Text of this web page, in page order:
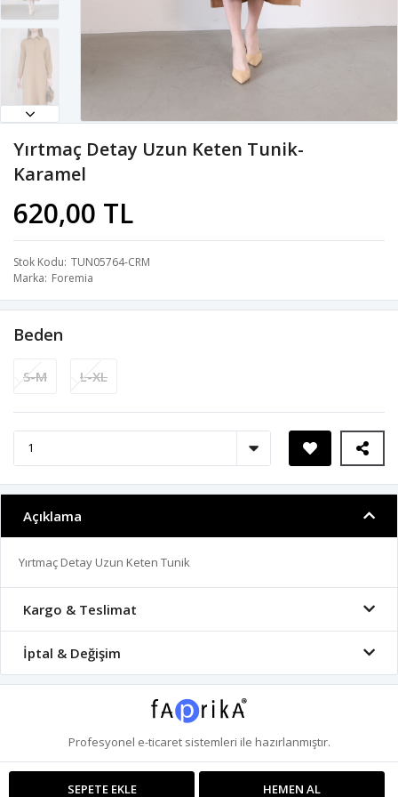
Yırtmaç Detay Uzun Keten Tunik-
Karamel
620,00 TL
Stok Kodu TUN05764-CRM
Marka Foremia
Beden
S-M L-XL
SEPETE EKLE HEMEN AL
Açıklama
Yırtmaç Detay Uzun Keten Tunik
Kargo & Teslimat
İptal & Değişim
Profesyonel e-ticaretsistemleri ile hazırlanmıştır.